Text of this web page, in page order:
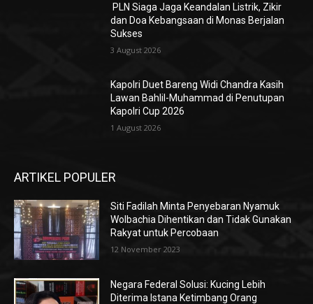
PLN Siaga Jaga Keandalan Listrik, Zikir
dan Doa Kebangsaan di Monas Berjalan
Sukses
3 August 2026
Kapolri Duet Bareng Widi Chandra Kasih
Lawan Bahlil-Muhammad di Penutupan
Kapolri Cup 2026
1 August 2026
ARTIKEL POPULER
Siti Fadilah Minta Penyebaran Nyamuk
Wolbachia Dihentikan dan Tidak Gunakan
Rakyat untuk Percobaan
12 November 2023
Negara Federal Solusi: Kucing Lebih
Diterima Istana Ketimbang Orang